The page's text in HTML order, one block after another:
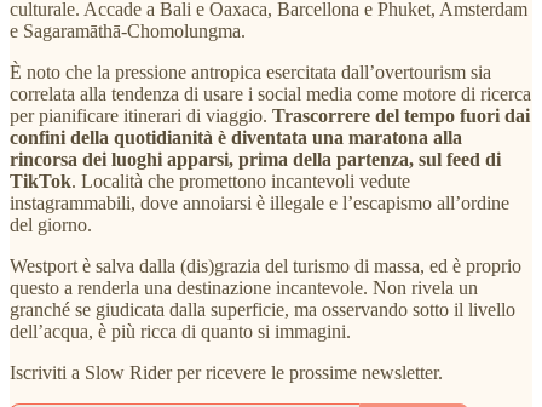
culturale. Accade a Bali e Oaxaca, Barcellona e Phuket, Amsterdam
e Sagaramāthā-Chomolungma.
È noto che la pressione antropica esercitata dall’overtourism sia
correlata alla tendenza di usare i social media come motore di ricerca
per pianificare itinerari di viaggio. Trascorrere del tempo fuori dai
confini della quotidianità è diventata una maratona alla
rincorsa dei luoghi apparsi, prima della partenza, sul feed di
TikTok. Località che promettono incantevoli vedute
instagrammabili, dove annoiarsi è illegale e l’escapismo all’ordine
del giorno.
Westport è salva dalla (dis)grazia del turismo di massa, ed è proprio
questo a renderla una destinazione incantevole. Non rivela un
granché se giudicata dalla superficie, ma osservando sotto il livello
dell’acqua, è più ricca di quanto si immagini.
Iscriviti a Slow Rider per ricevere le prossime newsletter.